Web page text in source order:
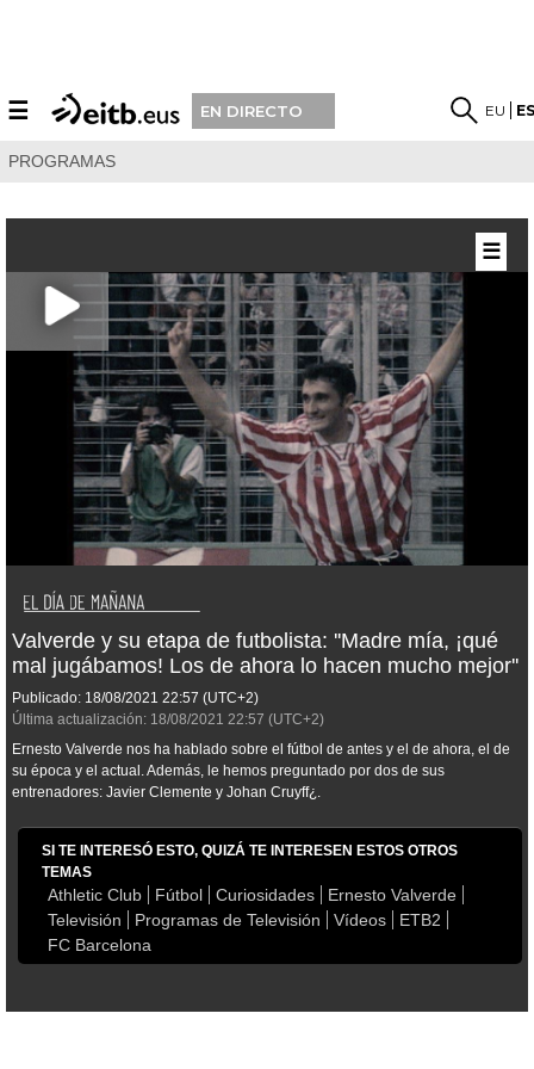
☰ EN DIRECTO EU
PROGRAMAS
Valverde y su etapa de futbolista: ''Madre mía, ¡qué
mal jugábamos! Los de ahora lo hacen mucho mejor''
Publicado: 18/08/2021 22:57 (UTC+2)
Última actualización: 18/08/2021 22:57 (UTC+2)
Ernesto Valverde nos ha hablado sobre el fútbol de antes y el de ahora, el de
su época y el actual. Además, le hemos preguntado por dos de sus
entrenadores: Javier Clemente y Johan Cruyff¿.
SI TE INTERESÓ ESTO, QUIZÁ TE INTERESEN ESTOS OTROS
TEMAS
Athletic Club Fútbol Curiosidades
Ernesto Valverde
Televisión
Programas de Televisión Vídeos
ETB2
FC Barcelona
☰